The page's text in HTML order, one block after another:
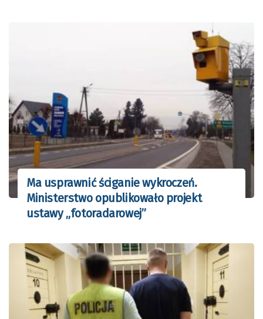
Ma usprawnić ściganie wykroczeń.
Ministerstwo opublikowało projekt
ustawy „fotoradarowej”